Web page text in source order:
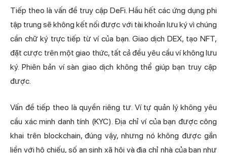
Tiếp theo là vấn đề truy cập DeFi. Hầu hết các ứng dụng phi
tập trung sẽ không kết nối được với tài khoản lưu ký vì chúng
cần chữ ký trực tiếp từ ví của bạn. Giao dịch DEX, tạo NFT,
đặt cược trên một giao thức, tất cả đều yêu cầu ví không lưu
ký. Phiên bản ví sàn giao dịch không thể giúp bạn truy cập
được.
Vấn đề tiếp theo là quyền riêng tư. Ví tự quản lý không yêu
cầu xác minh danh tính (KYC). Địa chỉ ví của bạn được công
khai trên blockchain, đúng vậy, nhưng nó không được gắn
liền với hộ chiếu, số an sinh xã hội và địa chỉ nhà của bạn như